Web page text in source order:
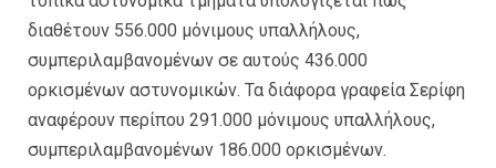
διαθέτουν 556.000 μόνιμους υπαλλήλους,
συμπεριλαμβανομένων σε αυτούς 436.000
ορκισμένων αστυνομικών. Τα διάφορα γραφεία Σερίφη
αναφέρουν περίπου 291.000 μόνιμους υπαλλήλους,
συμπεριλαμβανομένων 186.000 ορκισμένων.